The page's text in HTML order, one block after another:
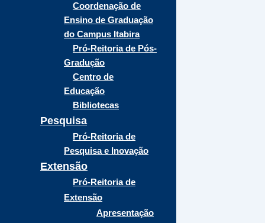
Coordenação de
Ensino de Graduação
do Campus Itabira
Pró-Reitoria de Pós-
Gradução
Centro de
Educação
Bibliotecas
Pesquisa
Pró-Reitoria de
Pesquisa e Inovação
Extensão
Pró-Reitoria de
Extensão
Apresentação